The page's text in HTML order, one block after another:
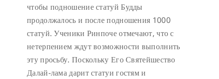
чтобы подношение статуй Будды
продолжалось и после подношения 1000
статуй. Ученики Ринпоче отмечают, что с
нетерпением ждут возможности выполнить
эту просьбу. Поскольку Его Святейшество
Далай-лама дарит статуи гостям и